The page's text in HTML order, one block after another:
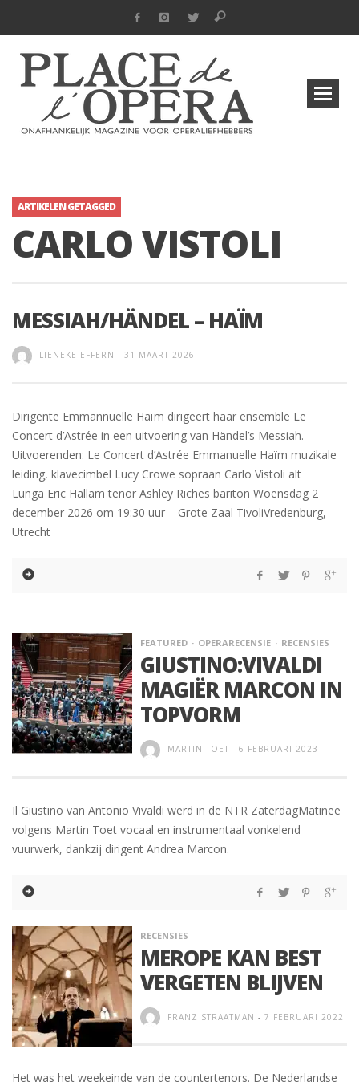
ARTIKELEN GETAGGED
CARLO VISTOLI
MESSIAH/HÄNDEL – HAÏM
LIENEKE EFFERN - 31 MAART 2026
Dirigente Emmannuelle Haïm dirigeert haar ensemble Le
Concert d’Astrée in een uitvoering van Händel’s Messiah.
Uitvoerenden: Le Concert d’Astrée Emmanuelle Haïm muzikale
leiding, klavecimbel Lucy Crowe sopraan Carlo Vistoli alt
Lunga Eric Hallam tenor Ashley Riches bariton Woensdag 2
december 2026 om 19:30 uur – Grote Zaal TivoliVredenburg,
Utrecht
FEATURED OPERARECENSIE RECENSIES
GIUSTINO:VIVALDI
MAGIËR MARCON IN
TOPVORM
MARTIN TOET - 6 FEBRUARI 2023
Il Giustino van Antonio Vivaldi werd in de NTR ZaterdagMatinee
volgens Martin Toet vocaal en instrumentaal vonkelend
vuurwerk, dankzij dirigent Andrea Marcon.
RECENSIES
MEROPE KAN BEST
VERGETEN BLIJVEN
FRANZ STRAATMAN - 7 FEBRUARI 2022
Het was het weekeinde van de countertenors. De Nederlandse